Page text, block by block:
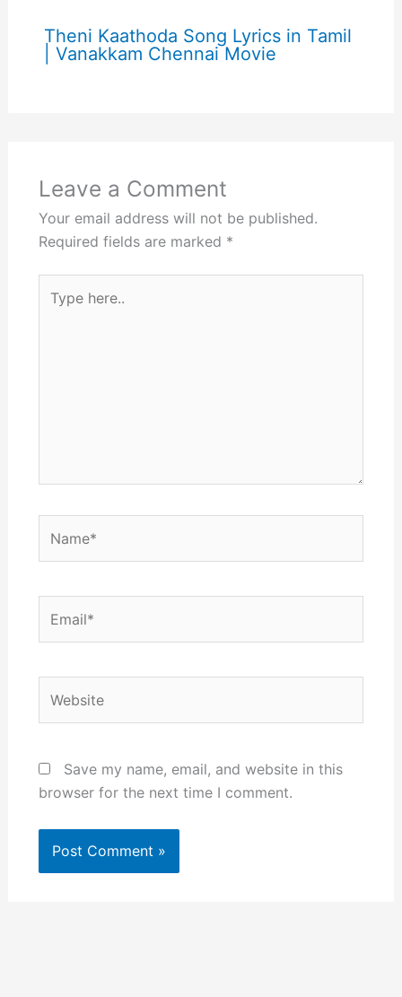
Theni Kaathoda Song Lyrics in Tamil
| Vanakkam Chennai Movie
Leave a Comment
Your email address will not be published.
Required fields are marked *
here..
Save my name, email, and website in this
browser for the next time I comment.